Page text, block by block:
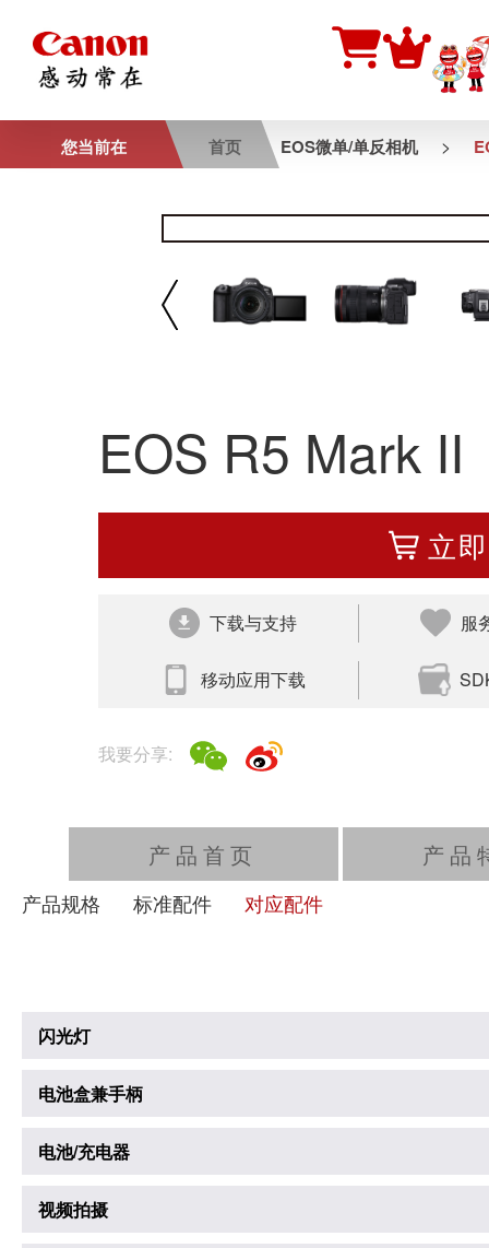
您当前在 首页 EOS微单/单反相机 >
EOS R5 Mark II
立
下载与支持 服
移动应用下载
我要分享:
产品首页 产品
产品规格 标准配件 对应配件
闪光灯
电池盒兼手柄
电池/充电器
视频拍摄